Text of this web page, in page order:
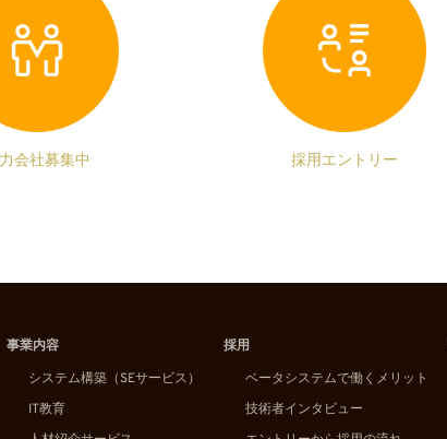
会社募集中 採用エントリー
事業内容
システム構築（SEサービス）
IT教育
採用
ベータシステムで働くメリット
技術者インタビュー